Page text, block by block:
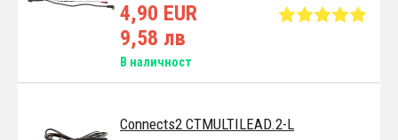
4,90 EUR
9,58 лв
В наличност
Connects2 CTMULTILEAD.2-L